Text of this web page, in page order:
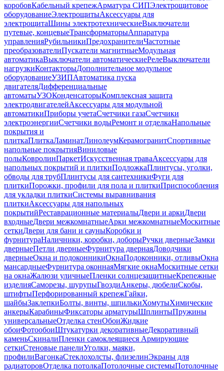
коробовКабельный крепежАрматура СИПЭлектрощитовое
оборудованиеЭлектрощитыАксессуары для
электрощитаШины электротехническиеВыключатели
путевые, концевыеТрансформаторыАппаратура
управленияРубильникиПредохранителиЧастотные
преобразователиПускатели магнитныеМодульная
автоматикаВыключатели автоматическиеРелеВыключатели
нагрузкиКонтакторыДополнительное модульное
оборудованиеУЗИПАвтоматика пуска
двигателяДифференциальные
автоматыУЗОКонденсаторыКомплексная защита
электродвигателейАксессуары для модульной
автоматикиПриборы учетаСчетчики газаСчетчики
электроэнергииСчетчики водыРемонт и отделкаНапольные
покрытия и
плиткаПлиткаЛаминатЛинолеумКерамогранитСпортивные
напольные покрытияВиниловые
полыКовролинПаркетИскусственная траваАксессуары для
напольных покрытий и плиткиПодложкаПлинтусы, уголки,
обводы для трубПлинтусы для сантехникиФуги для
плиткиПорожки, профили для пола и плиткиПриспособления
для укладки плиткиСистемы выравнивания
плиткиАксессуары для напольных
покрытийРеставрационные материалыДвери и аркиДвери
входныеДвери межкомнатныеАрки межкомнатныеМоскитные
сеткиДвери для бани и сауныКоробки и
фурнитураНаличники, коробки, доборыРучки дверныеЗамки
дверныеПетли дверныеФурнитура двернаяДоводчики
дверныеОкна и подоконникиОкнаПодоконники, отливыОкна
мансардныеФурнитура оконнаяМягкие окнаМоскитные сетки
на окнаЖалюзи уличныеПленки солнцезащитныеКрепежные
изделияСаморезы, шурупыГвоздиАнкеры, дюбелиСкобы,
штифтыПерфорированный крепежГайки,
шайбыЗаклепкиБолты, винты, шпилькиХомутыХимические
анкерыКарабиныФиксаторы арматурыШплинтыПружины
универсальныеОтделка стенОбоиЖидкие
обоиФотообоиШтукатурки декоративныеДекоративный
каменьСкиналиПленки самоклеящиеся Армирующие
сеткиСтеновые панелиУголки, маяки,
профилиВагонкаСтеклохолсты, флизелинЭкраны для
радиаторовОтделка потолкаПотолочные системыПотолочные